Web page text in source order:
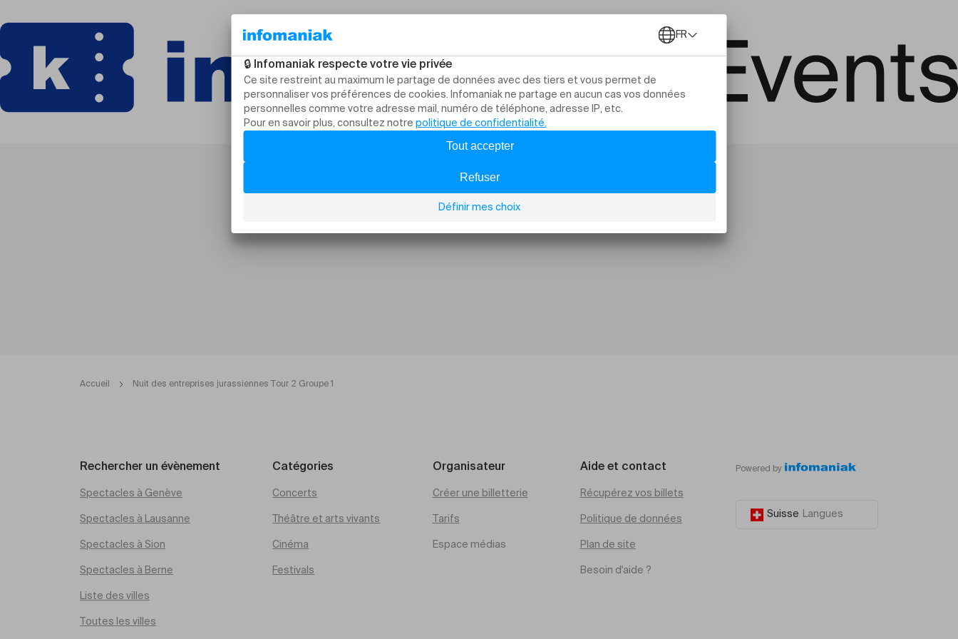
Accueil Nuit des entreprises jurassiennes Tour 2 Groupe 1
Rechercher un évènement
Spectacles à Genève
Spectacles à Lausanne
Spectacles à Sion
Spectacles à Berne
Liste des villes
Toutes les villes
Catégories
Concerts
Théâtre et arts vivants
Cinéma
Festivals
Organisateur
Créer une billetterie
Tarifs
Espace médias
Aide et contact
Récupérez vos billets
Politique de données
Plan de site
Besoin d'aide ?
Powered by
Suisse Langues